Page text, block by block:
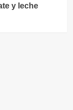
y leche